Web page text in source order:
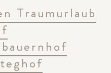
Traumurlaub